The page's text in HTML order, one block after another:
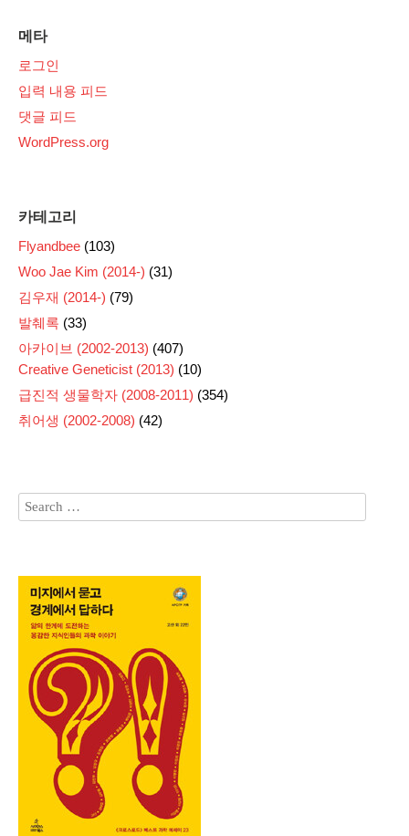
메타
로그인
입력 내용 피드
댓글 피드
WordPress.org
카테고리
Flyandbee (103)
Woo Jae Kim (2014-) (31)
김우재 (2014-) (79)
발췌록 (33)
아카이브 (2002-2013) (407)
Creative Geneticist (2013) (10)
급진적 생물학자 (2008-2011) (354)
취어생 (2002-2008) (42)